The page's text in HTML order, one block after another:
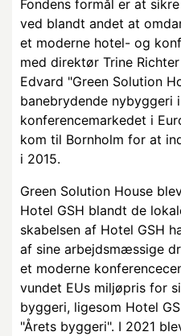
Fondens formål er at
ved blandt andet at
et moderne hotel- og
med direktør Trine
Edvard "Green Solution
banebrydende nybyggeri
konferencemarkedet i
kom til Bornholm for at
i 2015.
Green Solution House
Hotel GSH blandt de
skabelsen af Hotel GSH
af sine arbejdsmæssige
et moderne
vundet EUs miljøpris for
byggeri, ligesom Hotel
"Årets byggeri". I 2021